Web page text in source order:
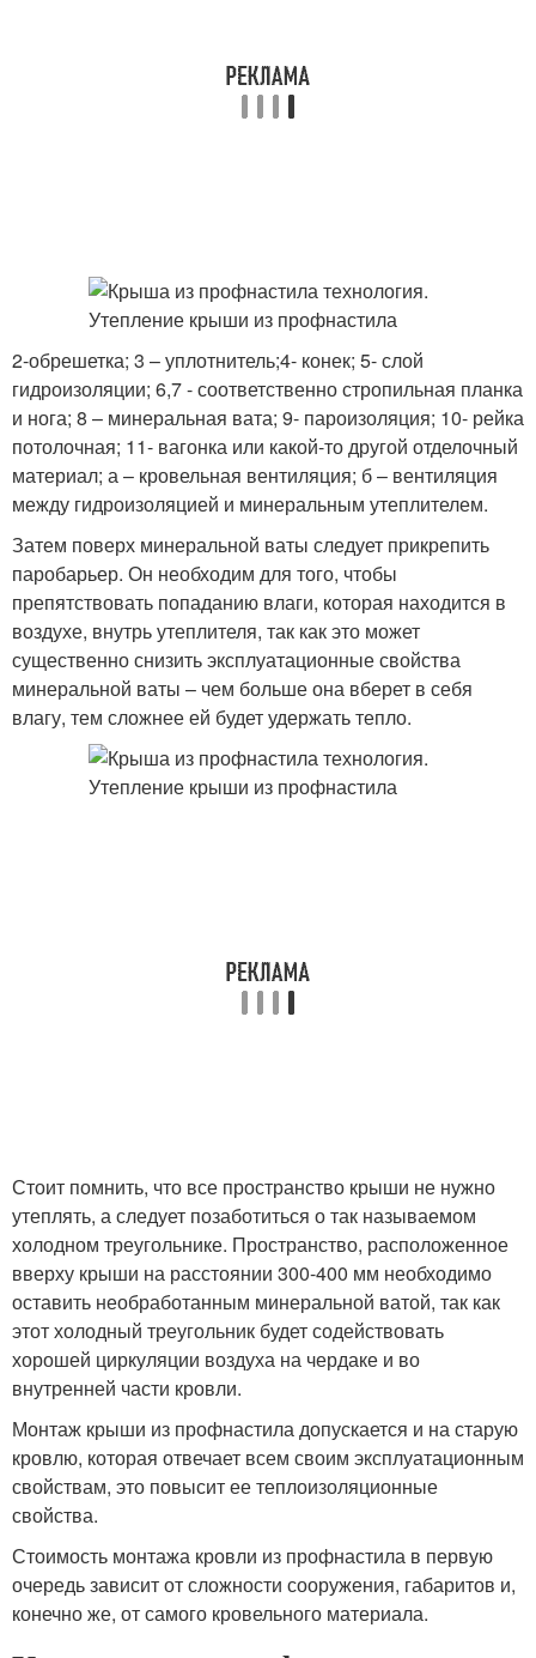
2-обрешетка; 3 – уплотнитель;4- конек; 5- слой
гидроизоляции; 6,7 - соответственно стропильная планка
и нога; 8 – минеральная вата; 9- пароизоляция; 10- рейка
потолочная; 11- вагонка или какой-то другой отделочный
материал; а – кровельная вентиляция; б – вентиляция
между гидроизоляцией и минеральным утеплителем.
Затем поверх минеральной ваты следует прикрепить
паробарьер. Он необходим для того, чтобы
препятствовать попаданию влаги, которая находится в
воздухе, внутрь утеплителя, так как это может
существенно снизить эксплуатационные свойства
минеральной ваты – чем больше она вберет в себя
влагу, тем сложнее ей будет удержать тепло.
Стоит помнить, что все пространство крыши не нужно
утеплять, а следует позаботиться о так называемом
холодном треугольнике. Пространство, расположенное
вверху крыши на расстоянии 300-400 мм необходимо
оставить необработанным минеральной ватой, так как
этот холодный треугольник будет содействовать
хорошей циркуляции воздуха на чердаке и во
внутренней части кровли.
Монтаж крыши из профнастила допускается и на старую
кровлю, которая отвечает всем своим эксплуатационным
свойствам, это повысит ее теплоизоляционные
свойства.
Стоимость монтажа кровли из профнастила в первую
очередь зависит от сложности сооружения, габаритов и,
конечно же, от самого кровельного материала.